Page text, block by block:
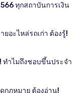
ทุกสถาบันการเงิน
อะไหล่รถเก่า ต้องรู้!
ทำไมถึงชอบขึ้นประจำ
กฎหมาย ต้องอ่าน!